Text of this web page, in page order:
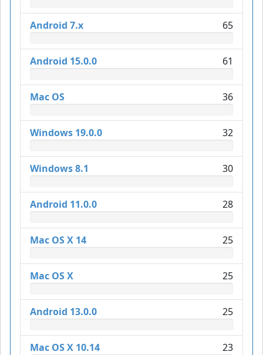
Android 7.x 65
Android 15.0.0 61
Mac OS 36
Windows 19.0.0 32
Windows 8.1 30
Android 11.0.0 28
Mac OS X 14 25
Mac OS X 25
Android 13.0.0 25
Mac OS X 10.14 23